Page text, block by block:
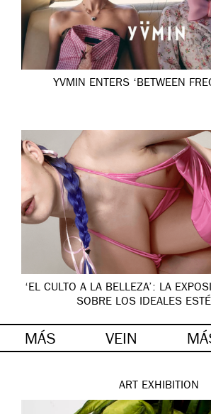
YVMIN ENTERS ‘BETWEEN
‘EL CULTO A LA BELLEZA’: LA
SOBRE LOS IDEALES
MÁS VEIN
ART EXHIBITION